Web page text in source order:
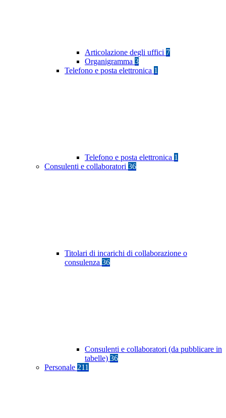
Articolazione degli uffici 7
Organigramma 3
Telefono e posta elettronica 1
Telefono e posta elettronica 1
Consulenti e collaboratori 36
Titolari di incarichi di collaborazione o
consulenza 36
Consulenti e collaboratori (da pubblicare in
tabelle) 36
Personale 211